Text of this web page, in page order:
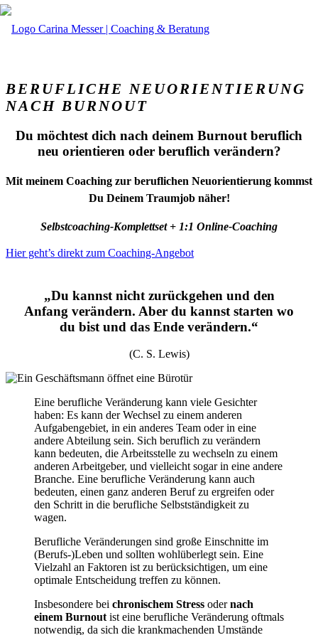
BERUFLICHE NEUORIENTIERUNG
NACH BURNOUT
Du möchtest dich nach deinem Burnout beruflich
neu orientieren oder beruflich verändern?
Mit meinem Coaching zur beruflichen Neuorientierung kommst
Du Deinem Traumjob näher!
Selbstcoaching-Komplettset + 1:1 Online-Coaching
Hier geht’s direkt zum Coaching-Angebot
„Du kannst nicht zurückgehen und den
Anfang verändern. Aber du kannst starten wo
du bist und das Ende verändern.“
(C. S. Lewis)
Eine berufliche Veränderung kann viele Gesichter
haben: Es kann der Wechsel zu einem anderen
Aufgabengebiet, in ein anderes Team oder in eine
andere Abteilung sein. Sich beruflich zu verändern
kann bedeuten, die Arbeitsstelle zu wechseln zu einem
anderen Arbeitgeber, und vielleicht sogar in eine andere
Branche. Eine berufliche Veränderung kann auch
bedeuten, einen ganz anderen Beruf zu ergreifen oder
den Schritt in die berufliche Selbstständigkeit zu
wagen.
Berufliche Veränderungen sind große Einschnitte im
(Berufs-)Leben und sollten wohlüberlegt sein. Eine
Vielzahl an Faktoren ist zu berücksichtigen, um eine
optimale Entscheidung treffen zu können.
Insbesondere bei chronischem Stress odernach
einem Burnoutist eine berufliche Veränderung oftmals
notwendig, da sich die krankmachenden Umstände